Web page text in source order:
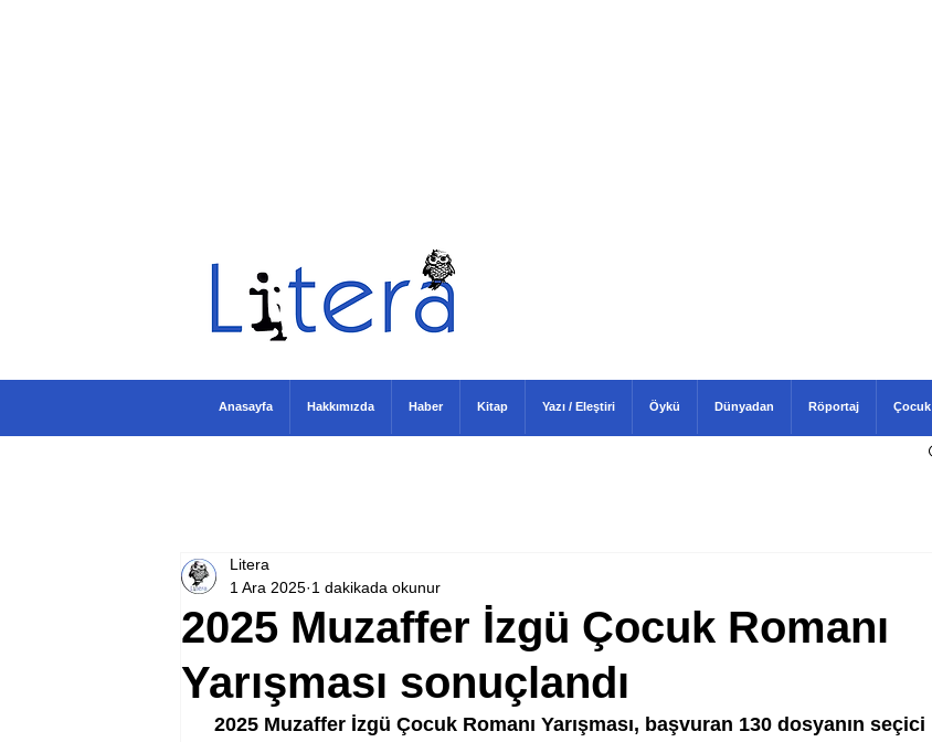
2025 Muzaffer İzgü Çocuk Romanı
Yarışması sonuçlandı
Litera
1 Ara 2025 1 dakikada okunur
2025 Muzaffer İzgü Çocuk Romanı Yarışması, başvuran 130 dosyanın seçici
Anasayfa Hakkımızda Haber Kitap Yazı / Eleştiri Öykü Dünyadan Röportaj Çocuk